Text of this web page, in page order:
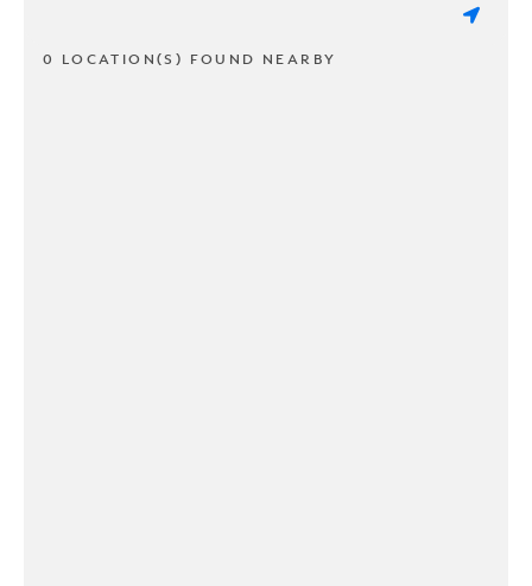
0 LOCATION(S) FOUND NEARBY